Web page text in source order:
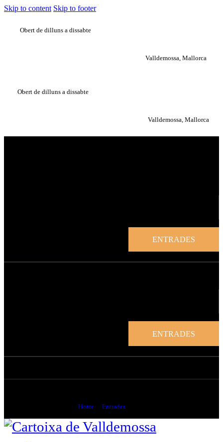
Skip to content Skip to footer
Obert de dilluns a dissabte
Valldemossa, Mallorca
Obert de dilluns a dissabte
Valldemossa, Mallorca
ENTRADES
ENTRADES
Home Entrades